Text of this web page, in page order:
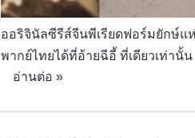
ออริจินัลซีรีส์จีนพีเรียดฟอร์มยักษ์แ
พากย์ไทยได้ที่อ้ายฉีอี้ ที่เดียวเท่านั้น
อ่านต่อ »